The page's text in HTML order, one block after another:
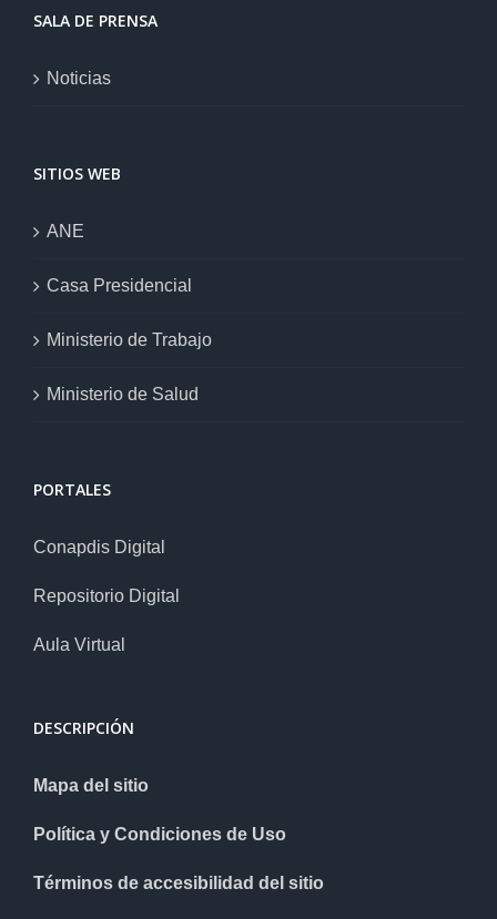
SALA DE PRENSA
Noticias
SITIOS WEB
ANE
Casa Presidencial
Ministerio de Trabajo
Ministerio de Salud
PORTALES
Conapdis Digital
Repositorio Digital
Aula Virtual
DESCRIPCIÓN
Mapa del sitio
Política y Condiciones de Uso
Términos de accesibilidad del sitio